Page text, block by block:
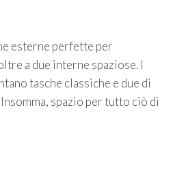
esterne perfette per
a due interne spaziose. I
tasche classiche e due di
spazio per tutto ciò di